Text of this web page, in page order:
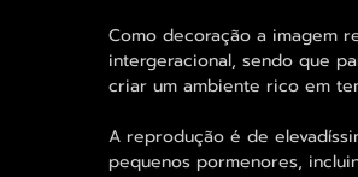
Como decoração a imagem
intergeracional, sendo que
criar um ambiente rico em
A reprodução é de
pequenos pormenores,